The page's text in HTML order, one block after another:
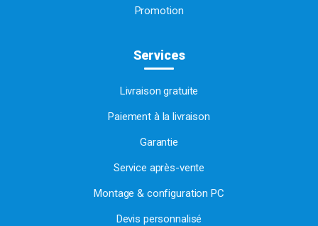
Promotion
Services
Livraison gratuite
Paiement à la livraison
Garantie
Service après-vente
Montage & configuration PC
Devis personnalisé